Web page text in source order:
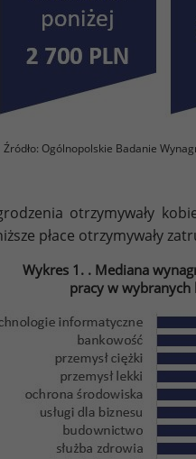
Źródło: Ogólnopolskie Badanie
otrzymywały
płace otrzymywały
Wykres 1. . Mediana
pracy w wybranych